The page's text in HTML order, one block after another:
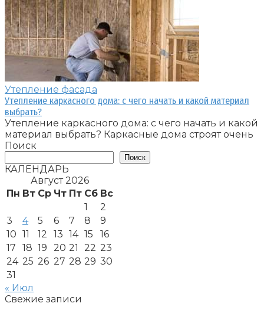
Утепление фасада
Утепление каркасного дома: с чего начать и какой материал
выбрать?
Утепление каркасного дома: с чего начать и какой
материал выбрать? Каркасные дома строят очень
Поиск
Поиск
КАЛЕНДАРЬ
Август 2026
Пн Вт Ср Чт Пт Сб Вс
1
2
3
4 5 6 7 8
9
10 11 12 13 14 15
16
17
18 19 20 21 22 23
24 25 26 27 28 29 30
31
« Июл
Свежие записи